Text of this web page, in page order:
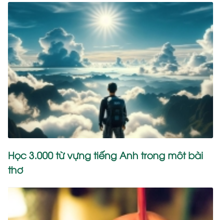
Học 3.000 từ vựng tiếng Anh trong môt bài
thơ